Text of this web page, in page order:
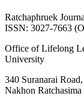
Ratchaphruek
ISSN: 3027-7663
Office of Lifelong
University
340 Suranarai
Nakhon